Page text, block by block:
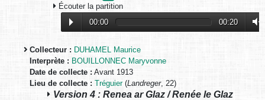
Écouter la partition
00:00
00:20
Collecteur : DUHAMEL Maurice
Interprète : BOUILLONNEC Maryvonne
Date de collecte : Avant 1913
Lieu de collecte : Tréguier(Landreger, 22)
Version 4 : Renea ar Glaz / Renée le Glaz